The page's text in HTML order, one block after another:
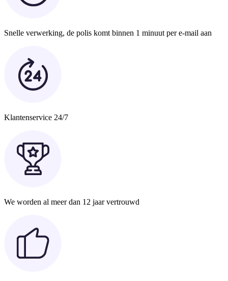
Snelle verwerking, de polis komt binnen 1 minuut per e-mail aan
Klantenservice 24/7
We worden al meer dan 12 jaar vertrouwd